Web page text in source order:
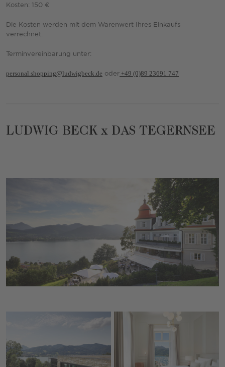
Kosten: 150 €
Die Kosten werden mit dem Warenwert Ihres Einkaufs
verrechnet.
Terminvereinbarung unter:
personal.shopping@ludwigbeck.de oder +49 (0)89 23691 747
LUDWIG BECK x DAS TEGERNSEE